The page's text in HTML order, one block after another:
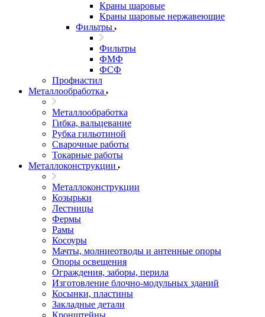
Краны шаровые
Краны шаровые нержавеющие
Фильтры
Фильтры
ФМФ
ФСФ
Профнастил
Металлообработка
Металлообработка
Гибка, вальцевание
Рубка гильотиной
Сварочные работы
Токарные работы
Металлоконструкции
Металлоконструкции
Козырьки
Лестницы
Фермы
Рамы
Косоуры
Мачты, молниеотводы и антенные опоры
Опоры освещения
Ограждения, заборы, перила
Изготовление блочно-модульных зданий
Косынки, пластины
Закладные детали
Кронштейны